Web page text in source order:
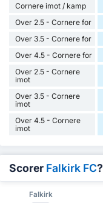
Cornere imot / kamp
Over 2.5 - Cornere for
Over 3.5 - Cornere for
Over 4.5 - Cornere for
Over 2.5 - Cornere
imot
Over 3.5 - Cornere
imot
Over 4.5 - Cornere
imot
Scorer Falkirk FC?
Falkirk